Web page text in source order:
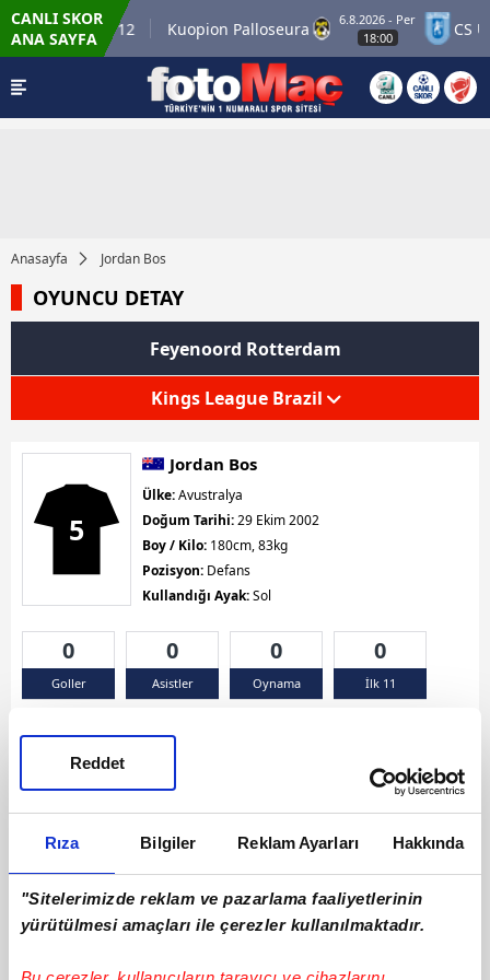
Rıza Bilgiler Reklam Ayarları Hakkında
"Sitelerimizde reklam ve pazarlama faaliyetlerinin
yürütülmesi amaçları ile çerezler kullanılmaktadır.
Reddet
CANLI SKOR
ANA SAYFA
Winner Match 12 Kuopion Palloseura
6.8.2026 - Per
18:00
CS
Anasayfa Jordan Bos
OYUNCU DETAY
Feyenoord Rotterdam
Kings League Brazil
5
Jordan Bos
Ülke:Avustralya
Doğum Tarihi:29 Ekim 2002
Boy / Kilo: 180cm, 83kg
Pozisyon: Defans
Kullandığı Ayak:Sol
0
Goller
0
Asistler
0
Oynama
0
İlk 11